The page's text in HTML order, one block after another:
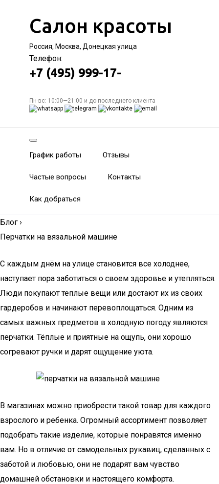
Салон красоты
Россия, Москва, Донецкая улица
Телефон:
+7 (495) 999-17-
Пн-вс: 10:00—21:00 и до последнего клиента
График работы Отзывы
Частые вопросы Контакты
Как добраться
Блог ›
Перчатки на вязальной машине
С каждым днём на улице становится все холоднее,
наступает пора заботиться о своем здоровье и утепляться.
Люди покупают теплые вещи или достают их из своих
гардеробов и начинают перевоплощаться. Одним из
самых важных предметов в холодную погоду являются
перчатки. Тёплые и приятные на ощупь, они хорошо
согревают ручки и дарят ощущение уюта.
В магазинах можно приобрести такой товар для каждого
взрослого и ребенка. Огромный ассортимент позволяет
подобрать такие изделие, которые понравятся именно
вам. Но в отличие от самодельных рукавиц, сделанных с
заботой и любовью, они не подарят вам чувство
домашней обстановки и настоящего комфорта.